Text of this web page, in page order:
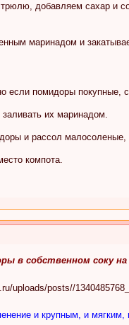
добавляем сахар и
маринадом и
если помидоры покупные,
их маринадом.
и рассол
компота.
в собственном соку на
и крупным, и